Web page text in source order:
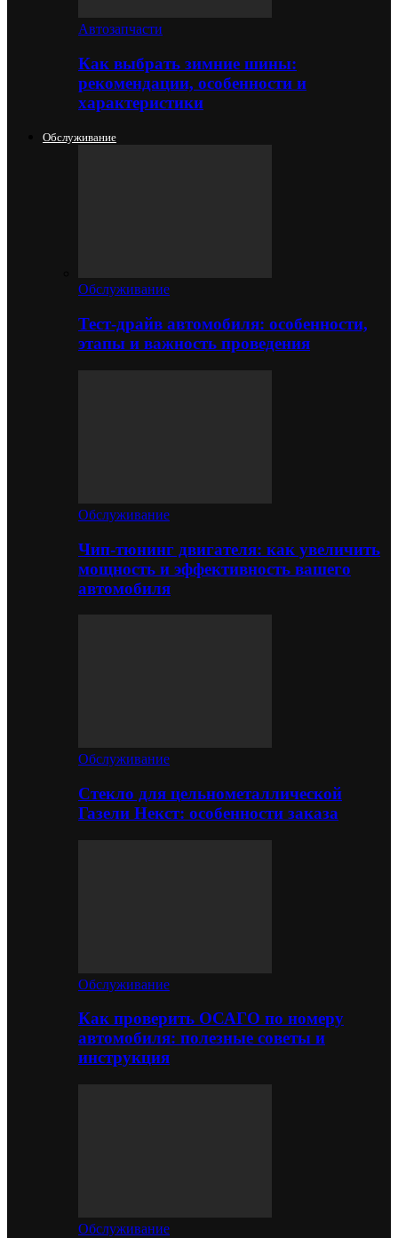
Автозапчасти
Как выбрать зимние шины:
рекомендации, особенности и
характеристики
Обслуживание
Обслуживание
Тест-драйв автомобиля: особенности,
этапы и важность проведения
Обслуживание
Чип-тюнинг двигателя: как увеличить
мощность и эффективность вашего
автомобиля
Обслуживание
Стекло для цельнометаллической
Газели Некст: особенности заказа
Обслуживание
Как проверить ОСАГО по номеру
автомобиля: полезные советы и
инструкция
Обслуживание